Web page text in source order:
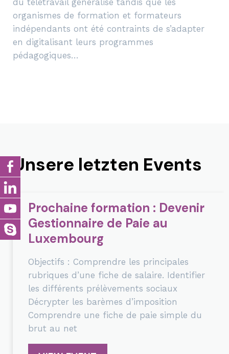
organismes de formation et formateurs
indépendants ont été contraints de s’adapter
en digitalisant leurs programmes
pédagogiques…
Unsere letzten Events
Prochaine formation : Devenir
Gestionnaire de Paie au
Luxembourg
Objectifs : Comprendre les principales
rubriques d’une fiche de salaire. Identifier
les différents prélèvements sociaux
Décrypter les barèmes d’imposition
Comprendre une fiche de paie simple du
brut au net